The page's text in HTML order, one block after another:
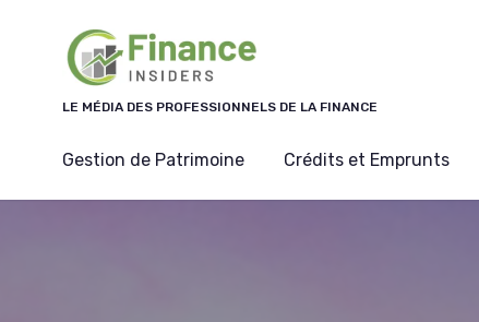
LE MÉDIA DES PROFESSIONNELS DE LA FINANCE
Gestion de Patrimoine Crédits et Emprunts